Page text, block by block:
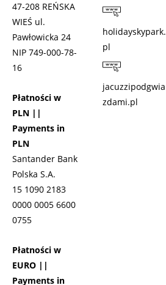
47-208 REŃSKA
WIEŚ ul.
Pawłowicka 24
NIP 749-000-78-
16
Płatności w
PLN ||
Payments in
PLN
Santander Bank
Polska S.A.
15 1090 2183
0000 0005 6600
0755
Płatności w
EURO ||
Payments in
holidayskypark.
pl
jacuzzipodgwia
zdami.pl